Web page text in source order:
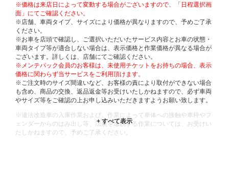
※価格は来店日によって変動する場合がございますので、「日程選択画
面」にてご確認ください。
※店舗、車両タイプ、サイズにより価格が異なりますので、予めご了承
ください。
※お車を店頭で確認し、ご選択いただいたサービス内容とお車の状態・
車両タイプ等が適合しない場合は、表示価格と作業価格が異なる場合が
ございます。詳しくは、店舗にてご確認ください。
※メンテパック会員のお客様は、未使用チケットをお持ちの場合、表示
価格に関わらず当サービスをご利用頂けます。
※ご注文時のサイズ間違いなど、お客様の責により取付ができない場合
も含め、商品の交換、返品返金等お受けいたしかねますので、必ず車両
やサイズ等をご確認の上お申し込みいただきますようお願い致します。
※違法改造車の入庫作業および、作業によって車体への接触や車枠やフ
ェンダーからのはみ出し等、法規を逸脱する作業については、お受けい
たしかねますので、予めご了承ください。